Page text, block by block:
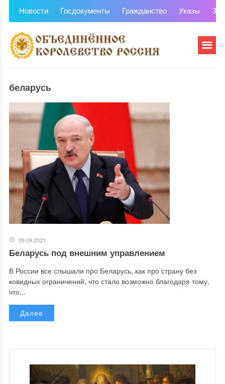
Новости Госдокументы Гражданство Указы
беларусь
09.09.2021
Беларусь под внешним управлением
В России все слышали про Беларусь, как про страну без
ковидных ограничений, что стало возможно благодаря тому,
что...
Далее